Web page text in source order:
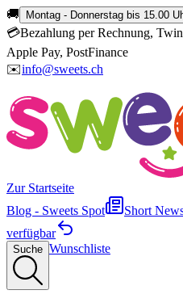
🚚 Montag - Donnerstag bis 15.00
💳Bezahlung per Rechnung,
Apple Pay, PostFinance
✉️info@sweets.ch
Zur Startseite
Blog - Sweets Spot
Short
verfügbar
Suche Wunschliste